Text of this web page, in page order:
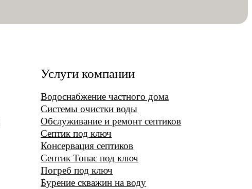
Услуги компании
Водоснабжение частного дома
Системы очистки воды
Обслуживание и ремонт септиков
Септик под ключ
Консервация септиков
Септик Топас под ключ
Погреб под ключ
Бурение скважин на воду